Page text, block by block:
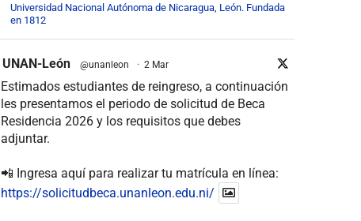
Universidad Nacional Autónoma de Nicaragua, León. Fundada
en 1812
UNAN-León @unanleon · 2 Mar
Estimados estudiantes de reingreso, a continuación
les presentamos el periodo de solicitud de Beca
Residencia 2026 y los requisitos que debes
adjuntar.
📲 Ingresa aquí para realizar tu matrícula en línea:
https://solicitudbeca.unanleon.edu.ni/